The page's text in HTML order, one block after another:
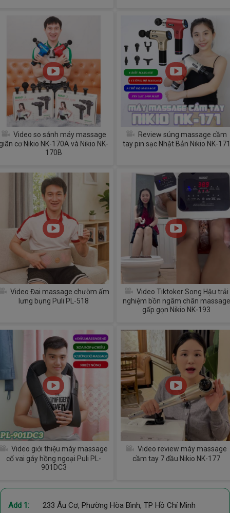
Video so sánh máy massage
cơ Nikio NK-170A và Nikio NK-
170B
Review súng massage cầm
tay pin sạc Nhật Bản Nikio NK-171
Video Đai massage chườm ấm
lưng bụng Puli PL-518
Video Tiktoker Song Hậu trải
nghiệm bồn ngâm chân massage
gấp gọn Nikio NK-193
Video giới thiệu máy massage
cổ vai gáy hồng ngoại Puli PL-
901DC3
Video review máy massage
cầm tay 7 đầu Nikio NK-177
Add 1: 233 Âu Cơ, Phường Hòa Bình, TP Hồ Chí Minh